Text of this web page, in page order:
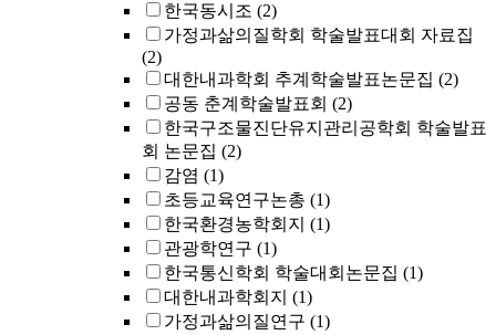
한국동시조 (2)
가정과삶의질학회 학술발표대회 자료집
(2)
대한내과학회 추계학술발표논문집 (2)
공동 춘계학술발표회 (2)
한국구조물진단유지관리공학회 학술발표
회 논문집 (2)
감염 (1)
초등교육연구논총 (1)
한국환경농학회지 (1)
관광학연구 (1)
한국통신학회 학술대회논문집 (1)
대한내과학회지 (1)
가정과삶의질연구 (1)